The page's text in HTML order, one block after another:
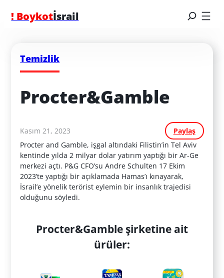
! Boykotİsrail
Temizlik
Procter&Gamble
Kasım 21, 2023
Paylaş
Procter and Gamble, işgal altındaki Filistin’in Tel Aviv
kentinde yılda 2 milyar dolar yatırım yaptığı bir Ar-Ge
merkezi açtı. P&G CFO’su Andre Schulten 17 Ekim
2023’te yaptığı bir açıklamada Hamas’ı kınayarak,
İsrail’e yönelik terörist eylemin bir insanlık trajedisi
olduğunu söyledi.
Procter&Gamble şirketine ait
ürüler: